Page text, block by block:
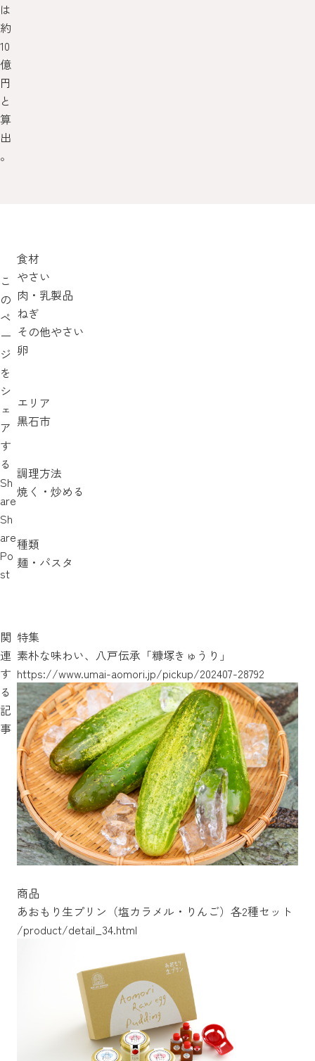
は
約
10
億
円
と
算
出
。
食材
やさい
肉・乳製品
ねぎ
その他やさい
卵
エリア
黒石市
調理方法
焼く・炒める
種類
麺・パスタ
こ
の
ペ
ー
ジ
を
シ
ェ
ア
す
る
Sh
are
Sh
are
Po
st
関
連
す
る
記
事
特集
素朴な味わい、八戸伝承「糠塚きゅうり」
https://www.umai-aomori.jp/pickup/202407-28792
https://www.umai-aomori.jp/pickup/202104-22536
https://www.umai-aomori.jp/pickup/202311-27824
商品
あおもり生プリン（塩カラメル・りんご）各2種セット
/product/detail_34.html
/product/detail_35.html